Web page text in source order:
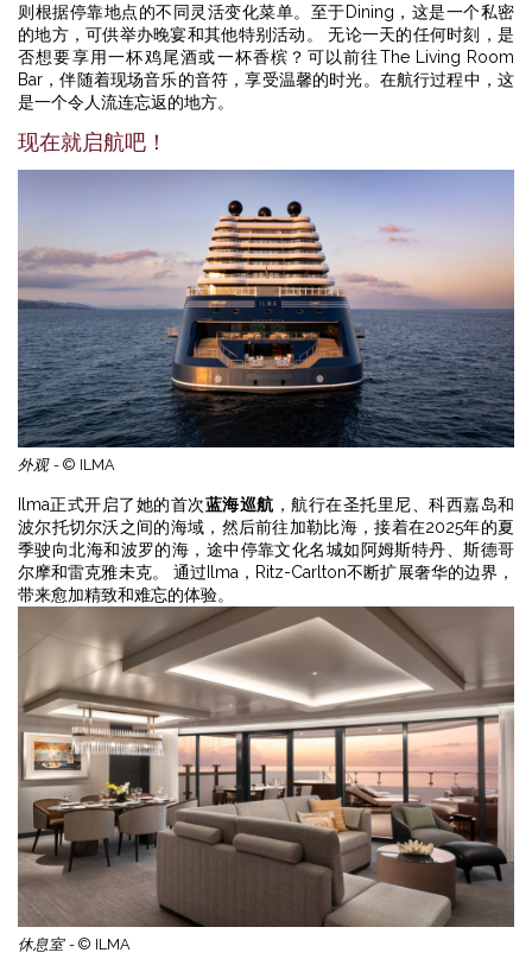
则根据停靠地点的不同灵活变化菜单。至于Dining，这是一个私密
的地方，可供举办晚宴和其他特别活动。 无论一天的任何时刻，是
否想要享用一杯鸡尾酒或一杯香槟？可以前往The Living Room
Bar，伴随着现场音乐的音符，享受温馨的时光。在航行过程中，这
是一个令人流连忘返的地方。
现在就启航吧！
外观 - © ILMA
Ilma正式开启了她的首次蓝海巡航 ，航行在圣托里尼、科西嘉岛和
波尔托切尔沃之间的海域，然后前往加勒比海，接着在2025年的夏
季驶向北海和波罗的海，途中停靠文化名城如阿姆斯特丹、斯德哥
尔摩和雷克雅未克。 通过Ilma，Ritz-Carlton不断扩展奢华的边界，
带来愈加精致和难忘的体验。
休息室 - © ILMA